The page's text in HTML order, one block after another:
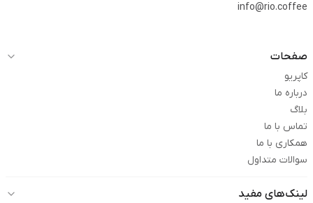
info@rio.coffee
صفحات
کاپریو
درباره ما
بلاگ
تماس با ما
همکاری با ما
سوالات متداول
لینک‌های مفید